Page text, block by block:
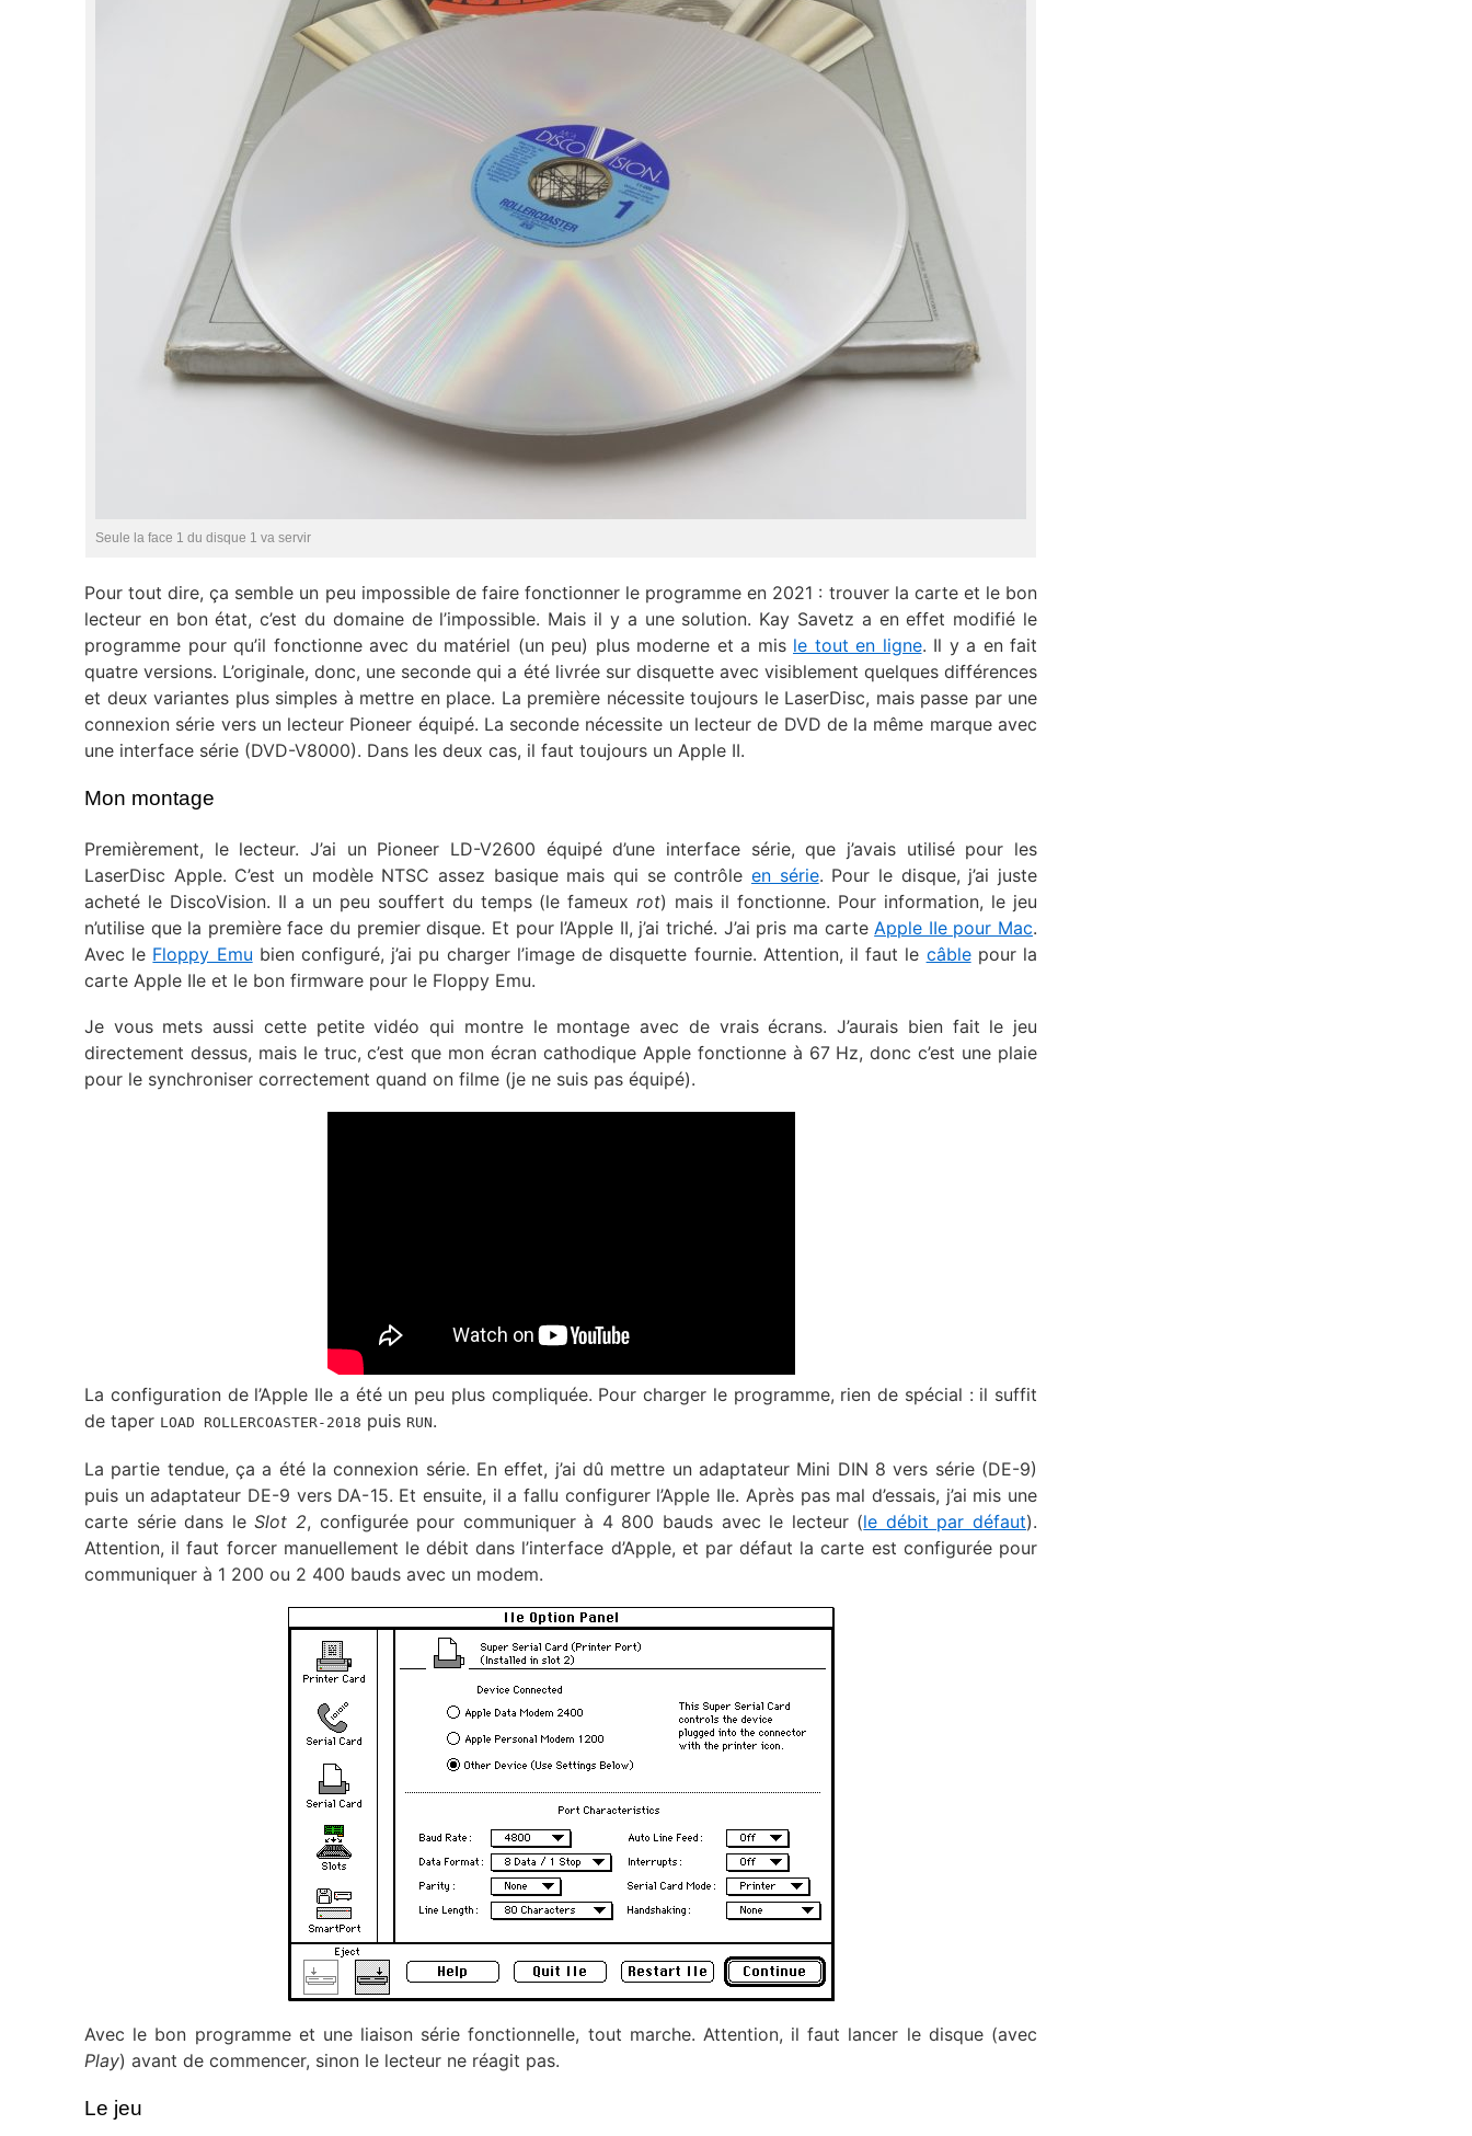
Seule la face 1 du disque 1 va servir
Pour tout dire, ça semble un peu impossible de faire fonctionner le programme en 2021 : trouver la carte et le bon
lecteur en bon état, c’est du domaine de l’impossible. Mais il y a une solution. Kay Savetz a en effet modifié le
programme pour qu’il fonctionne avec du matériel (un peu) plus moderne et a mis le tout en ligne. Il y a en fait
quatre versions. L’originale, donc, une seconde qui a été livrée sur disquette avec visiblement quelques différences
et deux variantes plus simples à mettre en place. La première nécessite toujours le LaserDisc, mais passe par une
connexion série vers un lecteur Pioneer équipé. La seconde nécessite un lecteur de DVD de la même marque avec
une interface série (DVD-V8000). Dans les deux cas, il faut toujours un Apple II.
Mon montage
Premièrement, le lecteur. J’ai un Pioneer LD-V2600 équipé d’une interface série, que j’avais utilisé pour les
LaserDisc Apple. C’est un modèle NTSC assez basique mais qui se contrôle en série. Pour le disque, j’ai juste
acheté le DiscoVision. Il a un peu souffert du temps (le fameuxrot) mais il fonctionne. Pour information, le jeu
n’utilise que la première face du premier disque. Et pour l’Apple II, j’ai triché. J’ai pris ma carteApple IIe pour Mac.
Avec le Floppy Emu bien configuré, j’ai pu charger l’image de disquette fournie. Attention, il faut le câblepour la
carte Apple IIe et le bon firmware pour le Floppy Emu.
Je vous mets aussi cette petite vidéo qui montre le montage avec de vrais écrans. J’aurais bien fait le jeu
directement dessus, mais le truc, c’est que mon écran cathodique Apple fonctionne à 67 Hz, donc c’est une plaie
pour le synchroniser correctement quand on filme (je ne suis pas équipé).
La configuration de l’Apple IIe a été un peu plus compliquée. Pour charger le programme, rien de spécial : il suffit
de taper LOAD ROLLERCOASTER-2018 puis RUN.
La partie tendue, ça a été la connexion série. En effet, j’ai dû mettre un adaptateur Mini DIN 8 vers série (DE-9)
puis un adaptateur DE-9 vers DA-15. Et ensuite, il a fallu configurer l’Apple IIe. Après pas mal d’essais, j’ai mis une
carte série dans leSlot 2, configurée pour communiquer à 4 800 bauds avec le lecteur (le débit par défaut).
Attention, il faut forcer manuellement le débit dans l’interface d’Apple, et par défaut la carte est configurée pour
communiquer à 1 200 ou 2 400 bauds avec un modem.
Avec le bon programme et une liaison série fonctionnelle, tout marche. Attention, il faut lancer le disque (avec
Play) avant de commencer, sinon le lecteur ne réagit pas.
Le jeu